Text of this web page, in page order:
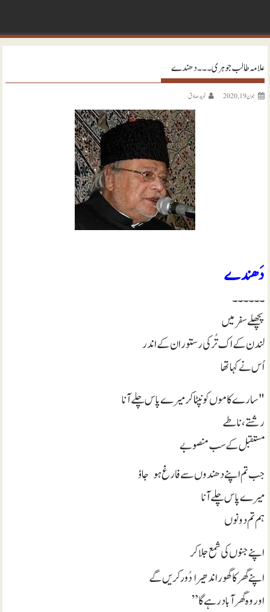
علامہ طالب جوہری ۔۔۔ دھندے
جون 19, 2020 نويد صادق
دَھندے
۔۔۔۔۔۔
پچھلے سفر میں
لندن کے اک تُرکی رستوران کے اندر
اُس نے کہا تھا
"سارے کاموں کو نپٹا کر میرے پاس چلے آنا
رشتے، ناطے
مستقبل کے سب منصوبے
جب تم اپنے دھندوں سے فارغ ہو جائو
میرے پاس چلے آنا
ہم تم دونوں
اپنے جنوں کی شمع جلا کر
اپنے گھر کا گھور اندھیرادُورکریں گے
اور وہ گھر آباد رہے گا”